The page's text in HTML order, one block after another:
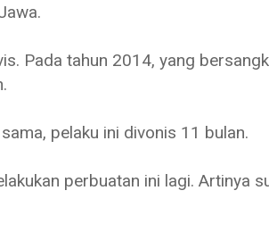
Pada tahun 2014, yang
pelaku ini divonis 11 bulan.
perbuatan ini lagi. Artinya